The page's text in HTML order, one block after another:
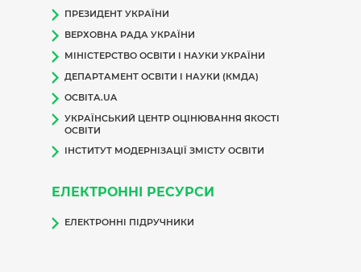
ПРЕЗИДЕНТ УКРАЇНИ
ВЕРХОВНА РАДА УКРАЇНИ
МІНІСТЕРСТВО ОСВІТИ І НАУКИ УКРАЇНИ
ДЕПАРТАМЕНТ ОСВІТИ І НАУКИ (КМДА)
ОСВІТА.UA
УКРАЇНСЬКИЙ ЦЕНТР ОЦІНЮВАННЯ ЯКОСТІ
ОСВІТИ
ІНСТИТУТ МОДЕРНІЗАЦІЇ ЗМІСТУ ОСВІТИ
ЕЛЕКТРОННІ РЕСУРСИ
ЕЛЕКТРОННІ ПІДРУЧНИКИ